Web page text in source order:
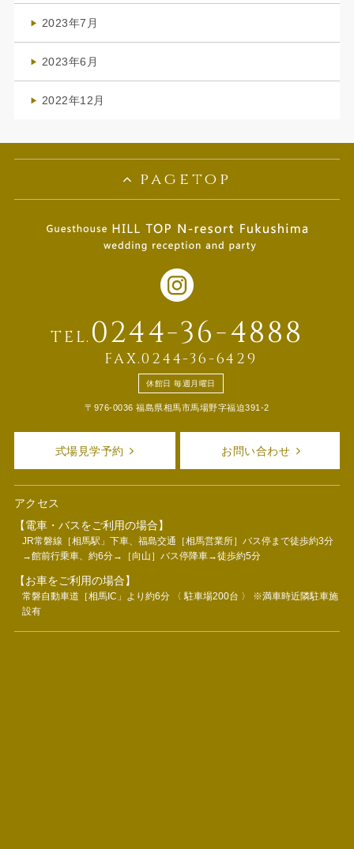
2023年7月
2023年6月
2022年12月
pagetop
TEL. 0244-36-4888
FAX.0244-36-6429
休館日 毎週月曜日
〒976-0036 福島県相馬市馬場野字福迫391-2
式場見学予約 お問い合わせ
アクセス
【電車・バスをご利用の場合】
JR常磐線［相馬駅」下車、福島交通［相馬営業所］バス停まで徒歩約3分
→館前行乗車、約6分→［向山］バス停降車→徒歩約5分
【お車をご利用の場合】
常磐自動車道［相馬IC」より約6分 〈 駐車場200台 〉 ※満車時近隣駐車施
設有